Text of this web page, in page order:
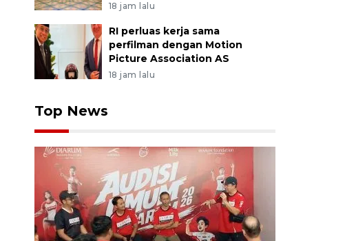
18 jam lalu
RI perluas kerja sama
perfilman dengan Motion
Picture Association AS
18 jam lalu
Top News